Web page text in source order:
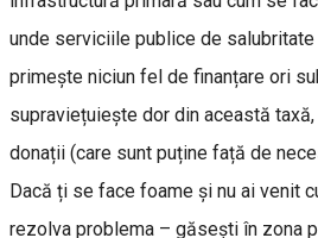
unde serviciile publice de salubritate
primește niciun fel de finanțare ori
supraviețuiește dor din această
donații (care sunt puține față de
Dacă ți se face foame și nu ai venit
rezolva problema – găsești în zona